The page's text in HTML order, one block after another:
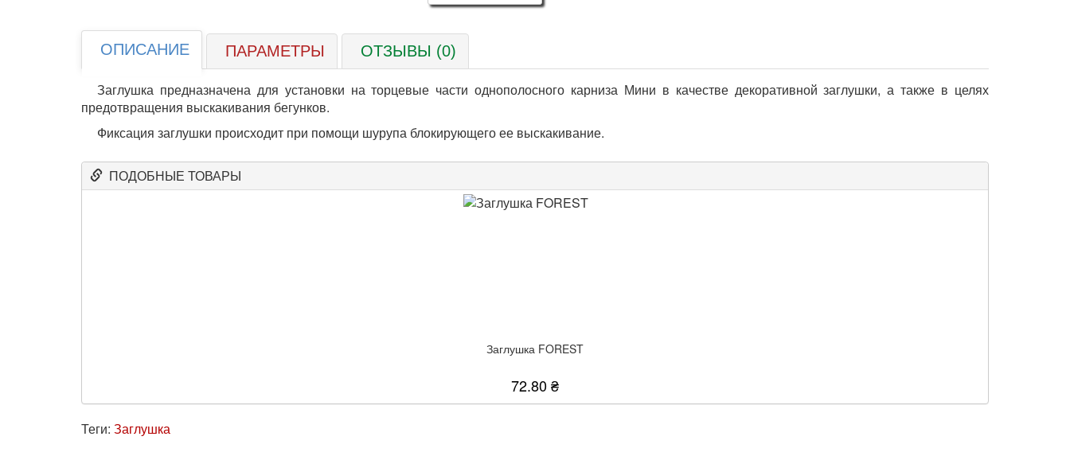
ОПИСАНИЕ ПАРАМЕТРЫ ОТЗЫВЫ (0)
Заглушка предназначена для установки на торцевые части однополосного карниза Мини в качестве декоративной заглушки, а также в целях
предотвращения выскакивания бегунков.
Фиксация заглушки происходит при помощи шурупа блокирующего ее выскакивание.
ПОДОБНЫЕ ТОВАРЫ
Заглушка FOREST
72.80 ₴
Теги: Заглушка